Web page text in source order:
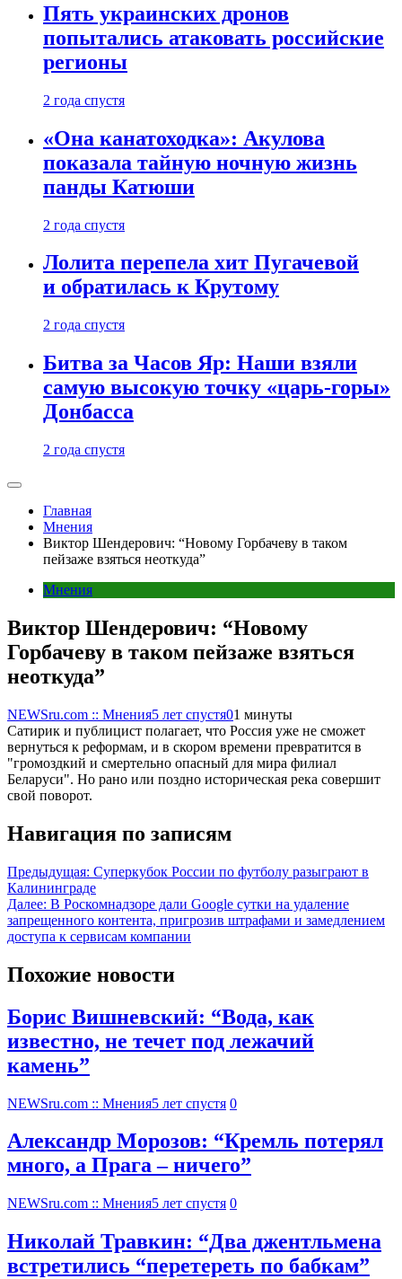
Пять украинских дронов
попытались атаковать российские
регионы
2 года спустя
«Она канатоходка»: Акулова
показала тайную ночную жизнь
панды Катюши
2 года спустя
Лолита перепела хит Пугачевой
и обратилась к Крутому
2 года спустя
Битва за Часов Яр: Наши взяли
самую высокую точку «царь-горы»
Донбасса
2 года спустя
Главная
Мнения
Виктор Шендерович: “Новому Горбачеву в таком
пейзаже взяться неоткуда”
Мнения
Виктор Шендерович: “Новому
Горбачеву в таком пейзаже взяться
неоткуда”
NEWSru.com :: Мнения5 лет спустя01 минуты
Сатирик и публицист полагает, что Россия уже не сможет
вернуться к реформам, и в скором времени превратится в
"громоздкий и смертельно опасный для мира филиал
Беларуси". Но рано или поздно историческая река совершит
свой поворот.
Навигация по записям
Предыдущая: Суперкубок России по футболу разыграют в
Калининграде
Далее: В Роскомнадзоре дали Google сутки на удаление
запрещенного контента, пригрозив штрафами и замедлением
доступа к сервисам компании
Похожие новости
Борис Вишневский: “Вода, как
известно, не течет под лежачий
камень”
NEWSru.com :: Мнения5 лет спустя 0
Александр Морозов: “Кремль потерял
много, а Прага – ничего”
NEWSru.com :: Мнения5 лет спустя 0
Николай Травкин: “Два джентльмена
встретились “перетереть по бабкам”